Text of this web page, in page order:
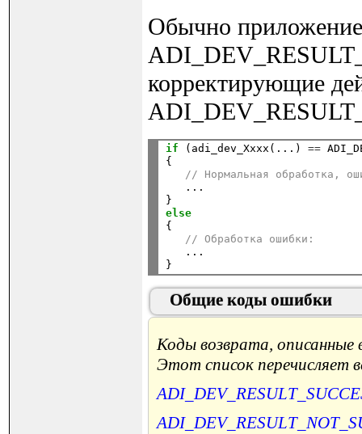
Обычно приложение
корректирующие
if (adi_dev_Xxxx(...) ==
{
// Нормальная обработка,
   ...
}
else
{
// Обработка ошибки:
   ...
Общие коды ошибки
Коды возврата, описанные
Этот список перечисляет